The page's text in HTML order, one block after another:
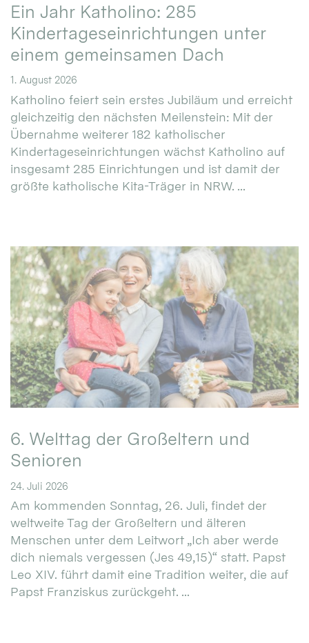
Ein Jahr Katholino: 285
Kindertageseinrichtungen unter
einem gemeinsamen Dach
1. August 2026
Katholino feiert sein erstes Jubiläum und erreicht
gleichzeitig den nächsten Meilenstein: Mit der
Übernahme weiterer 182 katholischer
Kindertageseinrichtungen wächst Katholino auf
insgesamt 285 Einrichtungen und ist damit der
größte katholische Kita-Träger in NRW. ...
6. Welttag der Großeltern und
Senioren
24. Juli 2026
Am kommenden Sonntag, 26. Juli, findet der
weltweite Tag der Großeltern und älteren
Menschen unter dem Leitwort „Ich aber werde
dich niemals vergessen (Jes 49,15)“ statt. Papst
Leo XIV. führt damit eine Tradition weiter, die auf
Papst Franziskus zurückgeht. ...